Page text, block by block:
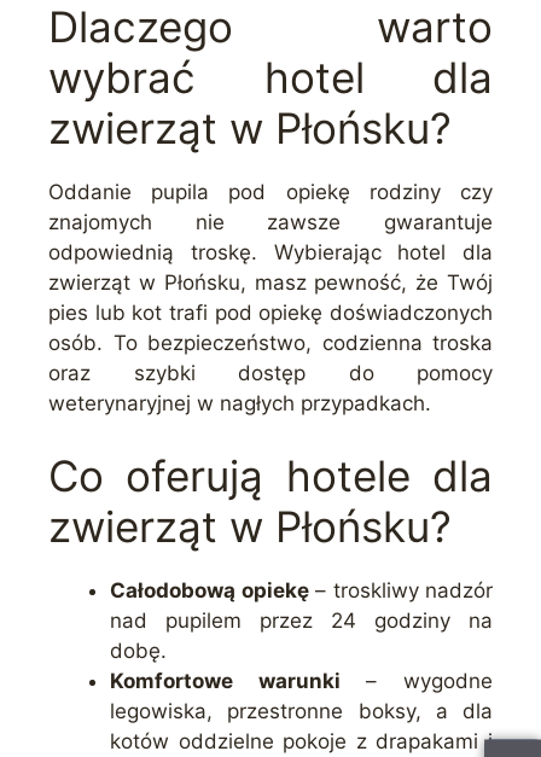
Dlaczego warto
wybrać hotel dla
zwierząt w Płońsku?
Oddanie pupila pod opiekę rodziny czy
znajomych nie zawsze gwarantuje
odpowiednią troskę. Wybierając hotel dla
zwierząt w Płońsku, masz pewność, że Twój
pies lub kot trafi pod opiekę doświadczonych
osób. To bezpieczeństwo, codzienna troska
oraz szybki dostęp do pomocy
weterynaryjnej w nagłych przypadkach.
Co oferują hotele dla
zwierząt w Płońsku?
Całodobową opiekę– troskliwy nadzór
nad pupilem przez 24 godziny na
dobę.
Komfortowe warunki – wygodne
legowiska, przestronne boksy, a dla
kotów oddzielne pokoje z drapakami i